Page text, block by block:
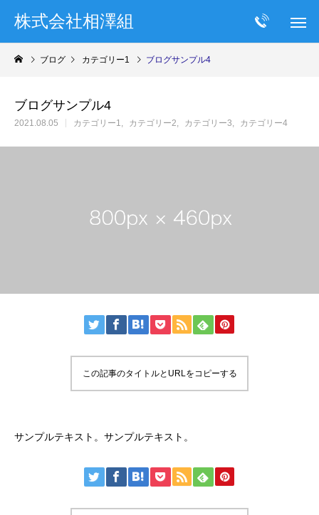
株式会社相澤組
ブログ カテゴリー1 ブログサンプル4
ブログサンプル4
2021.08.05 カテゴリー1 カテゴリー2 カテゴリー3 カテゴリー4
この記事のタイトルとURLをコピーする
サンプルテキスト。サンプルテキスト。